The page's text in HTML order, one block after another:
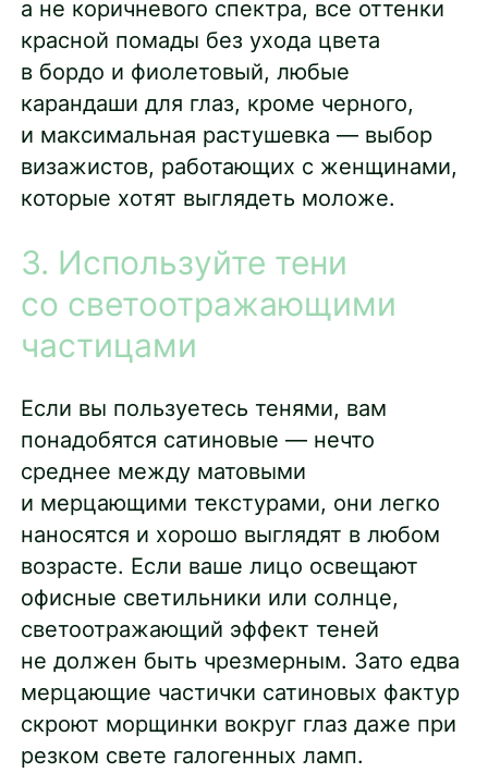
а не коричневого спектра, все оттенки
красной помады без ухода цвета
в бордо и фиолетовый, любые
карандаши для глаз, кроме черного,
и максимальная растушевка — выбор
визажистов, работающих с женщинами,
которые хотят выглядеть моложе.
3. Используйте тени
со светоотражающими
частицами
Если вы пользуетесь тенями, вам
понадобятся сатиновые — нечто
среднее между матовыми
и мерцающими текстурами, они легко
наносятся и хорошо выглядят в любом
возрасте. Если ваше лицо освещают
офисные светильники или солнце,
светоотражающий эффект теней
не должен быть чрезмерным. Зато едва
мерцающие частички сатиновых фактур
скроют морщинки вокруг глаз даже при
резком свете галогенных ламп.